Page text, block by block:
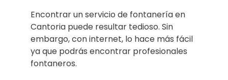
Encontrar un servicio de fontanería en
Cantoria puede resultar tedioso. Sin
embargo, con internet, lo hace más fácil
ya que podrás encontrar profesionales
fontaneros.